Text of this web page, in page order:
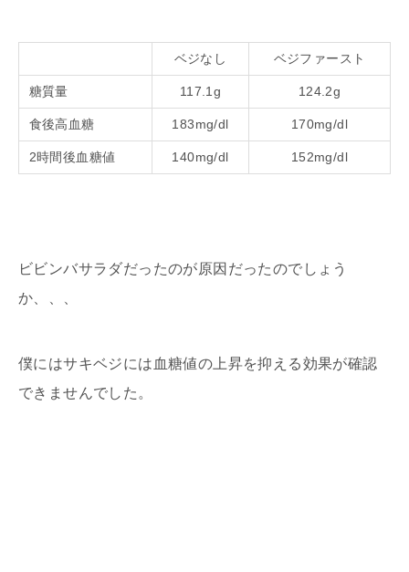
ベジなし ベジファースト
糖質量 117.1g 124.2g
食後高血糖 183mg/dl 170mg/dl
2時間後血糖値 140mg/dl 152mg/dl
ビビンバサラダだったのが原因だったのでしょう
か、、、
僕にはサキベジには血糖値の上昇を抑える効果が確認
できませんでした。